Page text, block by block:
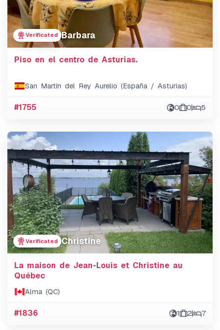
Verificated Barbara
Piso en el centro de Asturias.
San Martín del Rey Aurelio (España / Asturias)
#1755 0 0 5
Verificated Christine
La maison de Jean-Louis et Christine au
Québec
Alma (QC)
#1836 1 2 7